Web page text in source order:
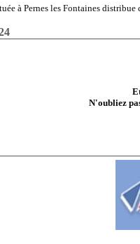
à Pernes les Fontaines distribue
N'oubliez